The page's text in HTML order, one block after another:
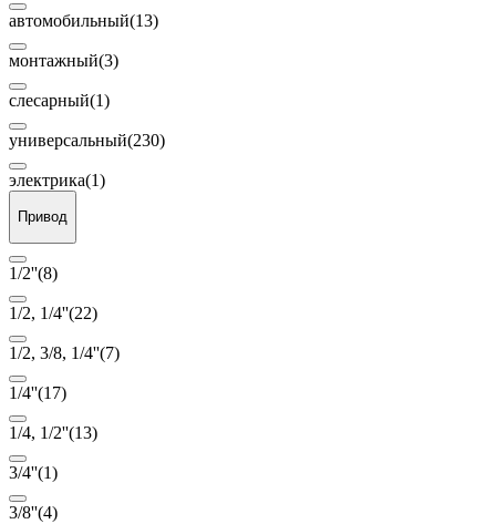
автомобильный(13)
монтажный(3)
слесарный(1)
универсальный(230)
электрика(1)
Привод
1/2''(8)
1/2, 1/4''(22)
1/2, 3/8, 1/4''(7)
1/4''(17)
1/4, 1/2''(13)
3/4''(1)
3/8''(4)